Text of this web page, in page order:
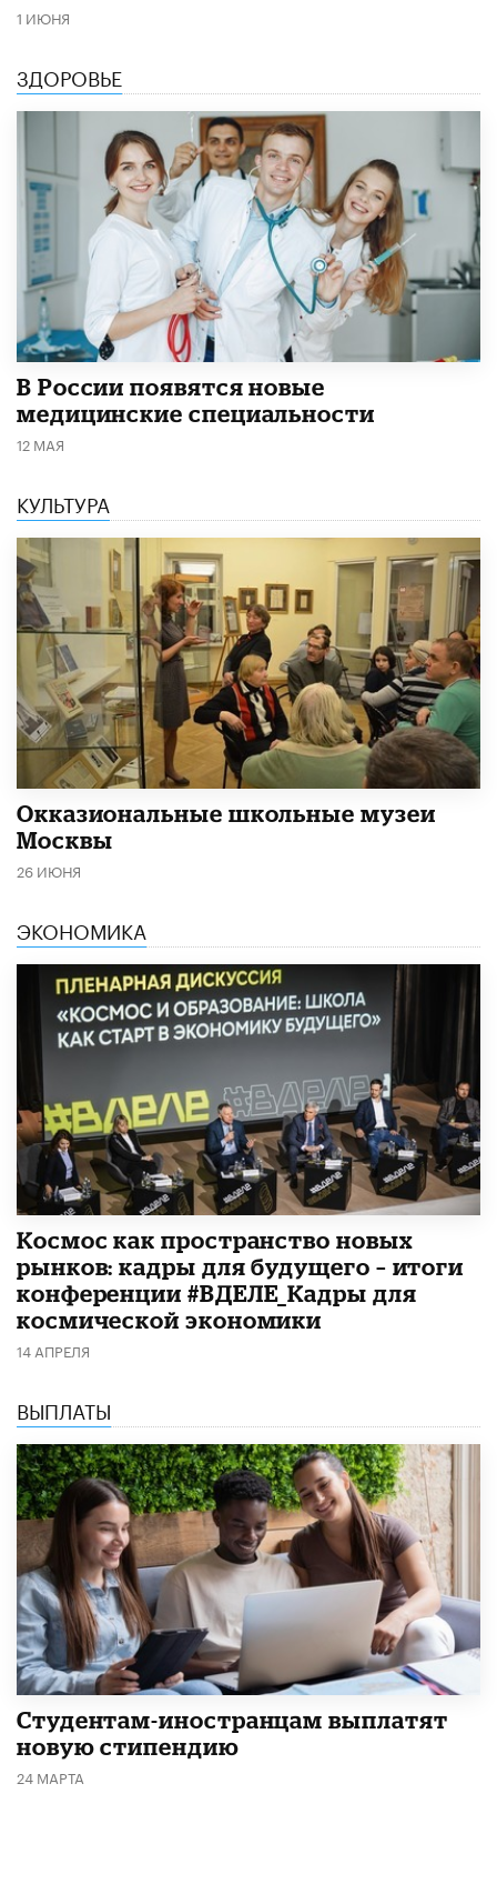
1 ИЮНЯ
ЗДОРОВЬЕ
В России появятся новые
медицинские специальности
12 МАЯ
КУЛЬТУРА
​Окказиональные школьные музеи
Москвы
26 ИЮНЯ
ЭКОНОМИКА
Космос как пространство новых
рынков: кадры для будущего – итоги
конференции #ВДЕЛЕ_Кадры для
космической экономики
14 АПРЕЛЯ
ВЫПЛАТЫ
Студентам-иностранцам выплатят
новую стипендию
24 МАРТА